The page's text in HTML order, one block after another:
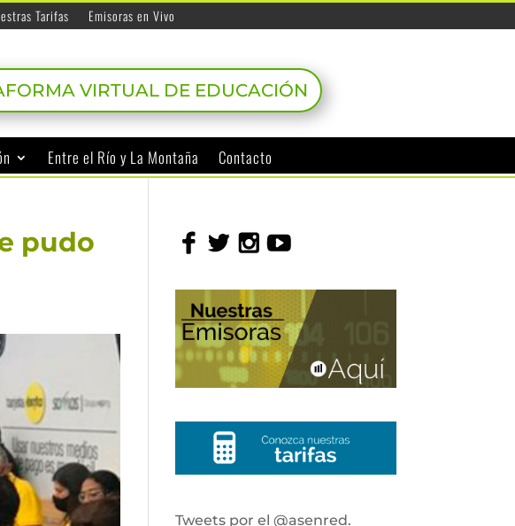
Tarifas Emisoras en Vivo
VIRTUAL DE EDUCACIÓN
Entre el Río y La Montaña Contacto
pudo
Tweets por el @asenred.